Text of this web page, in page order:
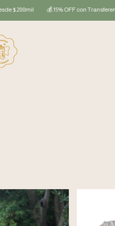
💰 15% OFF con Transferencia 💳 3